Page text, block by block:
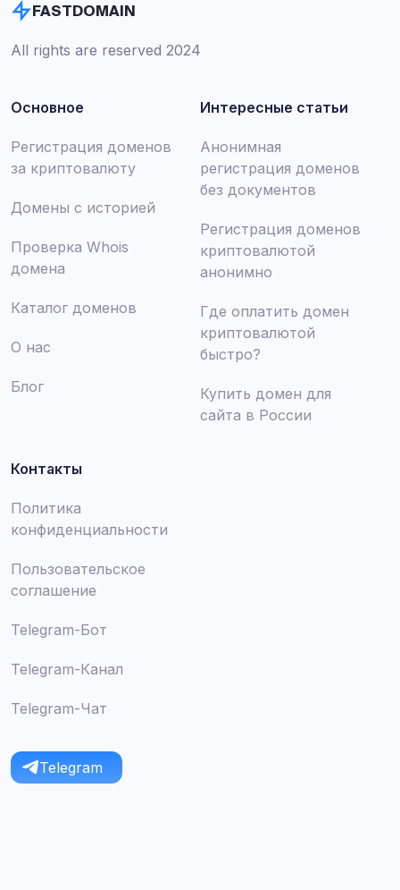
FASTDOMAIN
All rights are reserved 2024
Основное
Регистрация доменов
за криптовалюту
Домены с историей
Проверка Whois
домена
Каталог доменов
О нас
Блог
Интересные статьи
Анонимная
регистрация доменов
без документов
Регистрация доменов
криптовалютой
анонимно
Где оплатить домен
криптовалютой
быстро?
Купить домен для
сайта в России
Контакты
Политика
конфиденциальности
Пользовательское
соглашение
Telegram-Бот
Telegram-Канал
Telegram-Чат
Telegram